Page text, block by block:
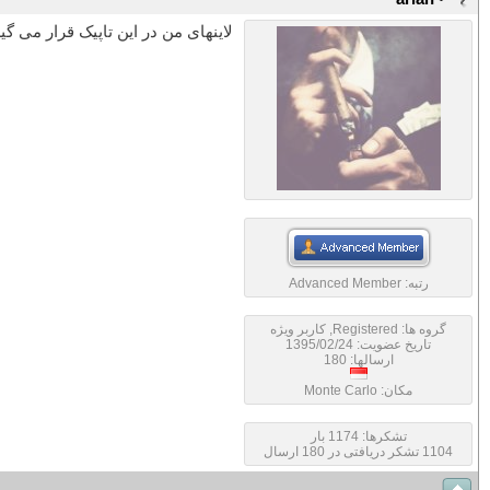
رتبه:Advanced Member
گروه ها: Registered
, کاربر ویژه
تاریخ عضویت: 1395/02/24
ارسالها: 180
مکان: Monte Carlo
تشکرها: 1174 بار
1104 تشکر دریافتی در 180 ارسال
لاینهای من در این تاپیک قرار می